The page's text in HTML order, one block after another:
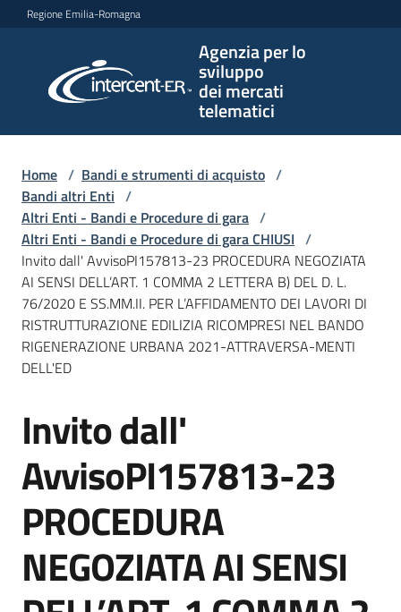
Vai al contenuto
Vai alla navigazione
Vai al footer
Regione Emilia-Romagna
Agenzia per lo
sviluppo
dei mercati
telematici
per lo
sviluppo
telematici
L'Agenzia
Bandi
e
strumenti
acquisto
Supporto
Piattaforme
telematiche
Home / Bandi e strumenti di acquisto /
Bandi altri Enti /
Altri Enti - Bandi e Procedure di gara /
Altri Enti - Bandi e Procedure di gara CHIUSI /
Invito dall' AvvisoPI157813-23 PROCEDURA NEGOZIATA
AI SENSI DELL’ART. 1 COMMA 2 LETTERA B) DEL D. L.
76/2020 E SS.MM.II. PER L’AFFIDAMENTO DEI LAVORI DI
RISTRUTTURAZIONE EDILIZIA RICOMPRESI NEL BANDO
RIGENERAZIONE URBANA 2021-ATTRAVERSA-MENTI
DELL'ED
Salta al contenuto
Invito dall'
AvvisoPI157813-23
PROCEDURA
NEGOZIATA AI SENSI